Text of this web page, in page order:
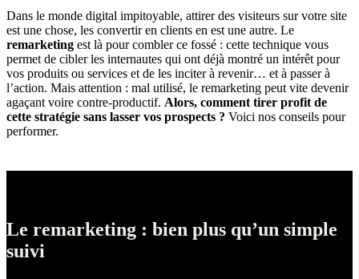
Dans le monde digital impitoyable, attirer des visiteurs sur votre site
est une chose, les convertir en clients en est une autre. Le
remarketing est là pour combler ce fossé : cette technique vous
permet de cibler les internautes qui ont déjà montré un intérêt pour
vos produits ou services et de les inciter à revenir… et à passer à
l’action. Mais attention : mal utilisé, le remarketing peut vite devenir
agaçant voire contre-productif. Alors, comment tirer profit de
cette stratégie sans lasser vos prospects ? Voici nos conseils pour
performer.
Le remarketing : bien plus qu’un simple
suivi